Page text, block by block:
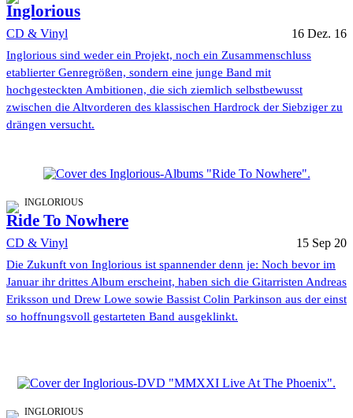
Inglorious
CD & Vinyl 16 Dez. 16
Inglorious sind weder ein Projekt, noch ein Zusammenschluss
etablierter Genregrößen, sondern eine junge Band mit
hochgesteckten Ambitionen, die sich ziemlich selbstbewusst
zwischen die Altvorderen des klassischen Hardrock der Siebziger zu
drängen versucht.
INGLORIOUS
Ride To Nowhere
CD & Vinyl 15 Sep 20
Die Zukunft von Inglorious ist spannender denn je: Noch bevor im
Januar ihr drittes Album erscheint, haben sich die Gitarristen Andreas
Eriksson und Drew Lowe sowie Bassist Colin Parkinson aus der einst
so hoffnungsvoll gestarteten Band ausgeklinkt.
INGLORIOUS